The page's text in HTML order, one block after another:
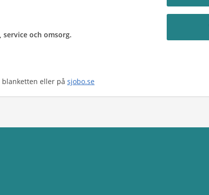
och omsorg.
eller på sjobo.se